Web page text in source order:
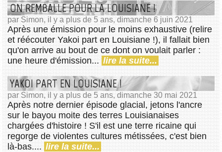
ON REMBALLE POUR LA LOUISIANE !
par Simon, il y a plus de 5 ans, dimanche 6 juin 2021
Après une émission pour le moins exhaustive (relire
et réécouter Yakoi part en Louisiane !), il fallait bien
qu'on arrive au bout de ce dont on voulait parler :
une heure d'émission... lire la suite...
YAKOI PART EN LOUISIANE !
par Simon, il y a plus de 5 ans, dimanche 30 mai 2021
Après notre dernier épisode glacial, jetons l'ancre
sur le bayou moite des terres Louisianaises
chargées d'histoire ! S'il est une terre ricaine qui
regorge de violentes cultures métissées, c'est bien
là-bas.... lire la suite...